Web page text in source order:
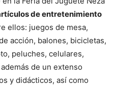
de entretenimiento
ellos: juegos de mesa,
acción, balones, bicicletas,
peluches, celulares,
de un extenso
y didácticos, así como